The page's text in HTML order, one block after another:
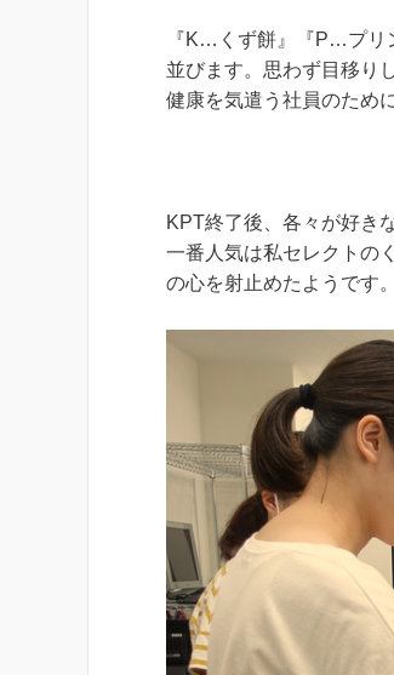
『K…くず餅』『P…プリ
並びます。思わず目移り
健康を気遣う社員のため
KPT終了後、各々が好き
一番人気は私セレクトの
の心を射止めたようです。